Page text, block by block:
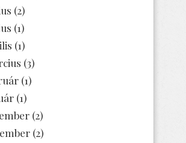
(2)
(1)
(1)
(3)
(1)
(1)
(2)
(2)